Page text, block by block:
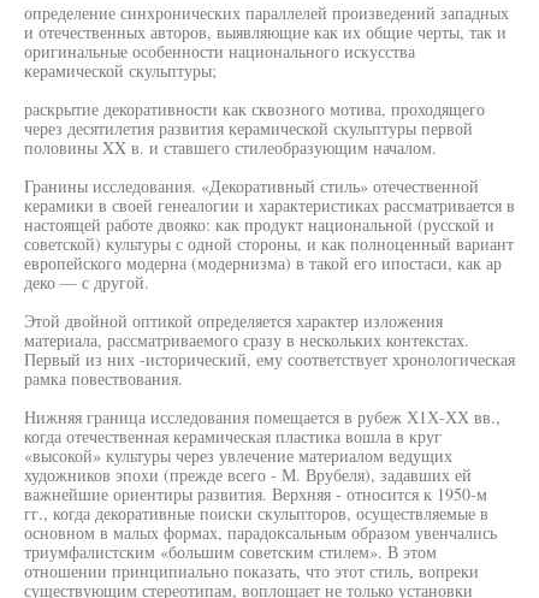
определение синхронических параллелей произведений западных
и отечественных авторов, выявляющие как их общие черты, так и
оригинальные особенности национального искусства
керамической скульптуры;
раскрытие декоративности как сквозного мотива, проходящего
через десятилетия развития керамической скульптуры первой
половины XX в. и ставшего стилеобразующим началом.
Гранины исследования. «Декоративный стиль» отечественной
керамики в своей генеалогии и характеристиках рассматривается в
настоящей работе двояко: как продукт национальной (русской и
советской) культуры с одной стороны, и как полноценный вариант
европейского модерна (модернизма) в такой его ипостаси, как ар
деко — с другой.
Этой двойной оптикой определяется характер изложения
материала, рассматриваемого сразу в нескольких контекстах.
Первый из них -исторический, ему соответствует хронологическая
рамка повествования.
Нижняя граница исследования помещается в рубеж Х1Х-ХХ вв.,
когда отечественная керамическая пластика вошла в круг
«высокой» культуры через увлечение материалом ведущих
художников эпохи (прежде всего - М. Врубеля), задавших ей
важнейшие ориентиры развития. Верхняя - относится к 1950-м
гг., когда декоративные поиски скульпторов, осуществляемые в
основном в малых формах, парадоксальным образом увенчались
триумфалистским «большим советским стилем». В этом
отношении принципиально показать, что этот стиль, вопреки
существующим стереотипам, воплощает не только установки